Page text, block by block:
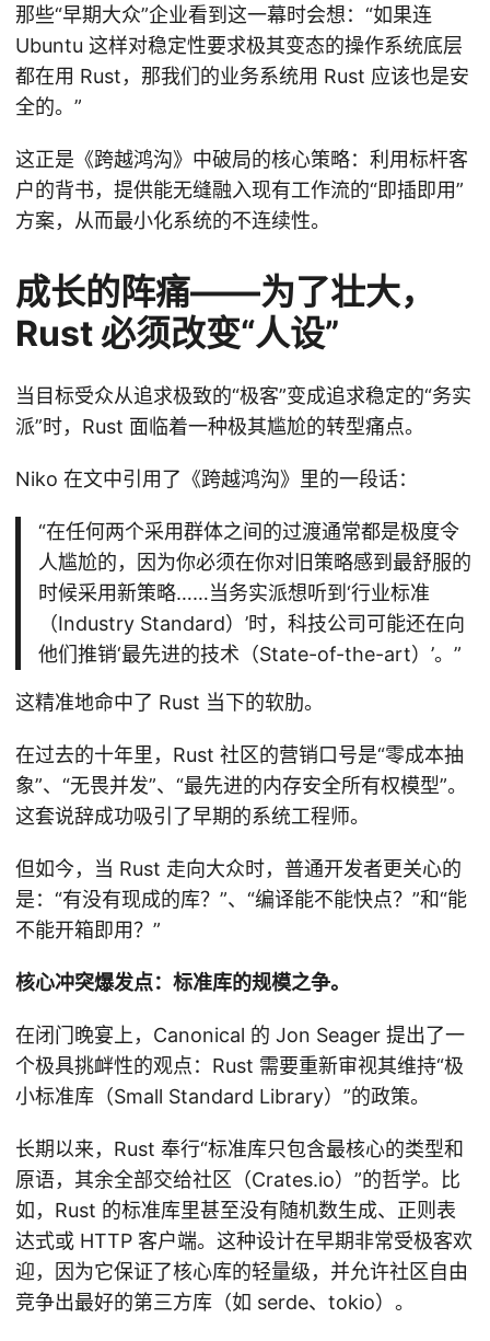
那些“早期大众”企业看到这一幕时会想：“如果连
Ubuntu 这样对稳定性要求极其变态的操作系统底层
都在用 Rust，那我们的业务系统用 Rust 应该也是安
全的。”
这正是《跨越鸿沟》中破局的核心策略：利用标杆客
户的背书，提供能无缝融入现有工作流的“即插即用”
方案，从而最小化系统的不连续性。
成长的阵痛——为了壮大，
Rust 必须改变“人设”
当目标受众从追求极致的“极客”变成追求稳定的“务实
派”时，Rust 面临着一种极其尴尬的转型痛点。
Niko 在文中引用了《跨越鸿沟》里的一段话：
“在任何两个采用群体之间的过渡通常都是极度令
人尴尬的，因为你必须在你对旧策略感到最舒服的
时候采用新策略……当务实派想听到‘行业标准
（Industry Standard）’时，科技公司可能还在向
他们推销‘最先进的技术（State-of-the-art）’。”
这精准地命中了 Rust 当下的软肋。
在过去的十年里，Rust 社区的营销口号是“零成本抽
象”、“无畏并发”、“最先进的内存安全所有权模型”。
这套说辞成功吸引了早期的系统工程师。
但如今，当 Rust 走向大众时，普通开发者更关心的
是：“有没有现成的库？”、“编译能不能快点？”和“能
不能开箱即用？”
核心冲突爆发点：标准库的规模之争。
在闭门晚宴上，Canonical 的 Jon Seager 提出了一
个极具挑衅性的观点：Rust 需要重新审视其维持“极
小标准库（Small Standard Library）”的政策。
长期以来，Rust 奉行“标准库只包含最核心的类型和
原语，其余全部交给社区（Crates.io）”的哲学。比
如，Rust 的标准库里甚至没有随机数生成、正则表
达式或 HTTP 客户端。这种设计在早期非常受极客欢
迎，因为它保证了核心库的轻量级，并允许社区自由
竞争出最好的第三方库（如 serde、tokio）。